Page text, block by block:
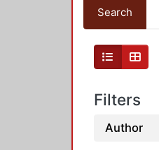
Search
Filters
Author